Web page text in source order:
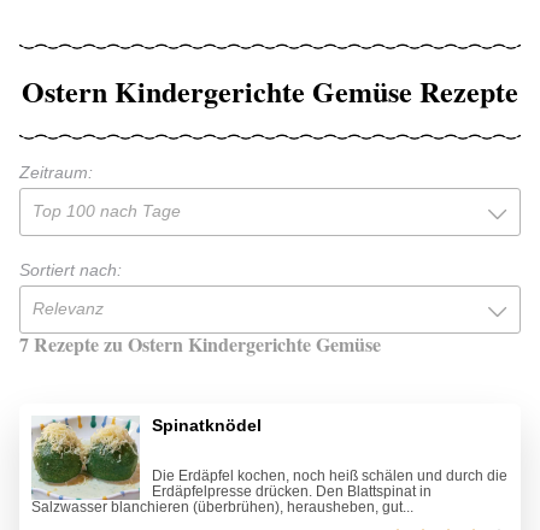
Ostern Kindergerichte Gemüse Rezepte
Zeitraum:
Top 100 nach Tage
Sortiert nach:
Relevanz
7 Rezepte zu Ostern Kindergerichte Gemüse
Spinatknödel
Die Erdäpfel kochen, noch heiß schälen und durch die
Erdäpfelpresse drücken. Den Blattspinat in
Salzwasser blanchieren (überbrühen), herausheben, gut...